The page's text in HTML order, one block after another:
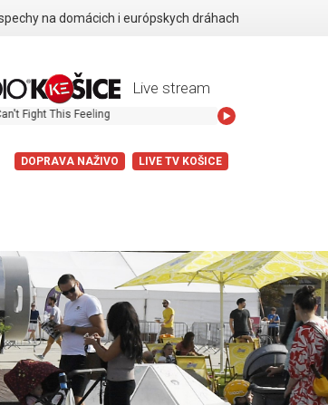
na domácich i európskych dráhach
Live stream
DOPRAVA NAŽIVO LIVE TV KOŠICE